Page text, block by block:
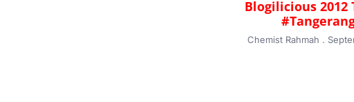
Blogilicious 2012
Chemist Rahmah